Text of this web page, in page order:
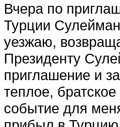
Вчера по
Турции
уезжаю,
Президенту
приглашение и
теплое,
событие для